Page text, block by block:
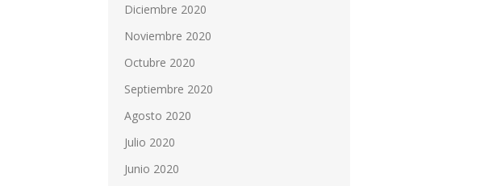
Diciembre 2020
Noviembre 2020
Octubre 2020
Septiembre 2020
Agosto 2020
Julio 2020
Junio 2020